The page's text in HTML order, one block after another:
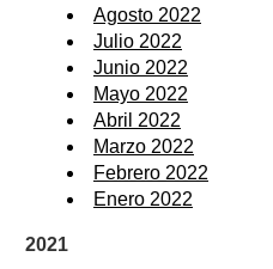
Agosto 2022
Julio 2022
Junio 2022
Mayo 2022
Abril 2022
Marzo 2022
Febrero 2022
Enero 2022
2021